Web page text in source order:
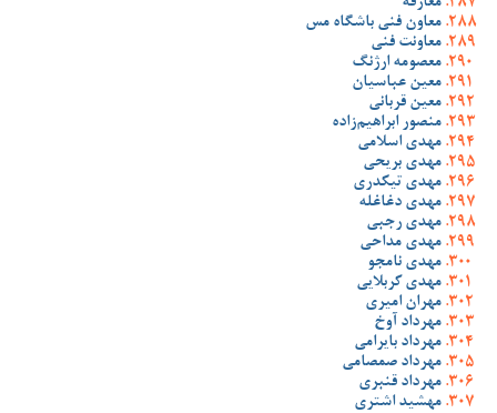
معارفه
معاون فنی باشگاه مس
معاونت فنی
معصومه ارژنگ
معین عباسیان
معین قربانی
منصور ابراهیم‌زاده
مهدی اسلامی
مهدی بریحی
مهدی تیکدری
مهدی دغاغله
مهدی رجبی
مهدی مداحی
مهدی نامجو
مهدی کربلایی
مهران امیری
مهرداد آوخ
مهرداد بایرامی
مهرداد صمصامی
مهرداد قنبری
مهشید اشتری